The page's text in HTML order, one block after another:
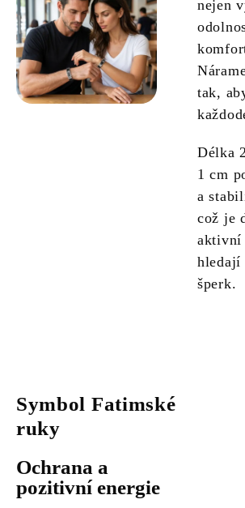
nejen
tak,
Délka
1 cm
a
což je
aktivní
hledají
šperk.
Symbol Fatimské
ruky
Ochrana a
pozitivní energie